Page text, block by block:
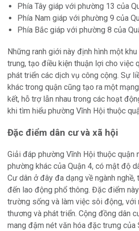
Phía Tây giáp với phường 13 của
Phía Nam giáp với phường 9 của
Phía Bắc giáp với phường 8 của
Những ranh giới này định hình một
trung, tạo điều kiện thuận lợi cho việc
phát triển các dịch vụ công cộng. Sự
khác trong quận cũng tạo ra một
kết, hỗ trợ lẫn nhau trong các hoạt
khi tìm hiểu phường Vĩnh Hội thuộc
Đặc điểm dân cư và xã hội
Giải đáp phường Vĩnh Hội thuộc quận
phường khác của Quận 4, có mật độ
Cư dân ở đây đa dạng về ngành nghề,
đến lao động phổ thông. Đặc điểm
trường sống và làm việc sôi động, với
thương và phát triển. Cộng đồng dân
mang đậm nét văn hóa đặc trưng của